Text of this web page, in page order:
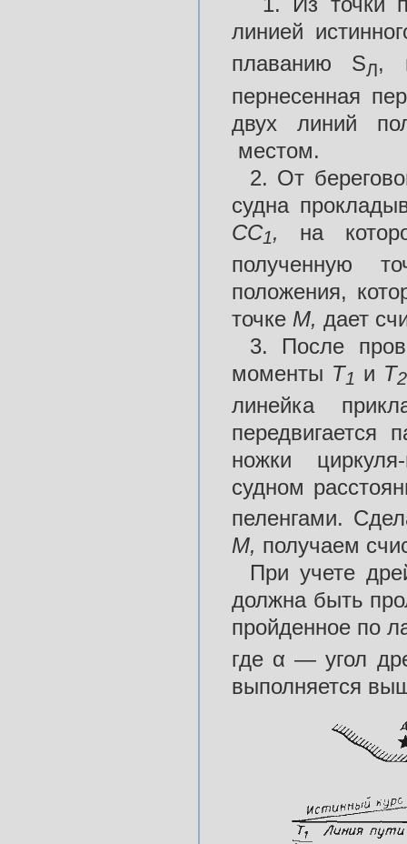
линией
плаванию SЛ,
пернесенная
двух линий
местом.
2. От
судна
СС1, на
полученную
положения,
точке М, дает
3. После
моменты Т1 и Т2
линейка
передвигается
ножки
судном
пеленгами.
М, получаем
При учете
должна быть
пройденное по
где α — угол
выполняется